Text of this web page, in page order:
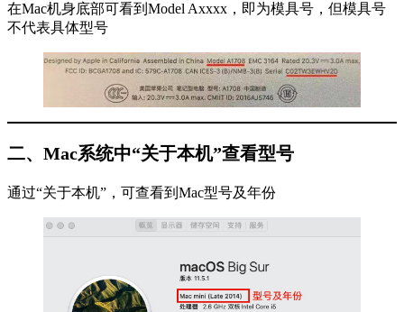
在Mac机身底部可看到Model Axxxx，即为模具号，但模具号
不代表具体型号
二、Mac系统中“关于本机”查看型号
通过“关于本机”，可查看到Mac型号及年份